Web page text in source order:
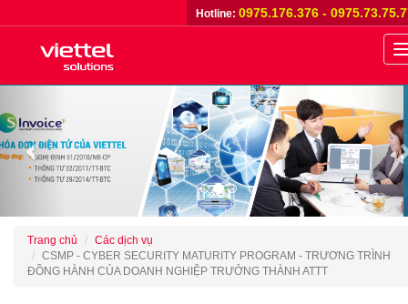
Hotline: 0975.176.376 -
Trang chủ
Các dịch vụ
CSMP - CYBER SECURITY MATURITY PROGRAM - TRƯƠNG TRÌNH
ĐỒNG HÀNH CỦA DOANH NGHIỆP TRƯỞNG THÀNH ATTT